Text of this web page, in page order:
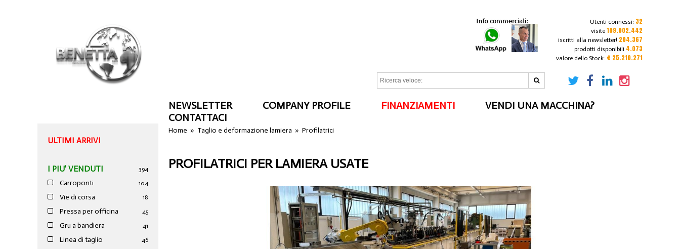
Utenti connessi: 32
visite 109.002.442
iscritti alla newsletter! 204.367
prodotti disponibili 4.073
valore dello Stock: € 25.210.271
NEWSLETTER COMPANY PROFILE FINANZIAMENTI
VENDI UNA MACCHINA?
CONTATTACI
ULTIMI ARRIVI
I PIU' VENDUTI 394
Carroponti 104
Vie di corsa 18
Pressa per officina 45
Gru a bandiera 41
Linea di taglio 46
Home » Taglio e deformazione lamiera »Profilatrici
PROFILATRICI PER LAMIERA USATE